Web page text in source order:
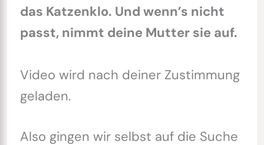
das Katzenklo. Und wenn’s nicht
passt, nimmt deine Mutter sie auf.
Video wird nach deiner Zustimmung
geladen.
Also gingen wir selbst auf die Suche